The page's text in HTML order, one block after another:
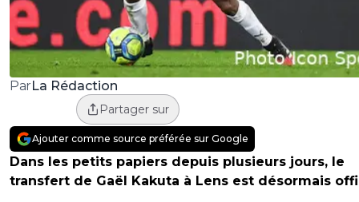
ParLa Rédaction
Partager sur
Ajouter comme source préférée sur Google
Dans les petits papiers depuis plusieurs jours, le
transfert de Gaël Kakuta à Lens est désormais